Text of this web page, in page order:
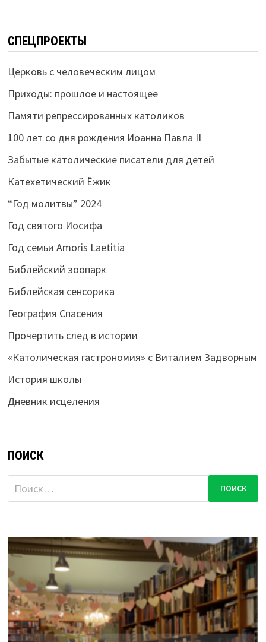
СПЕЦПРОЕКТЫ
Церковь с человеческим лицом
Приходы: прошлое и настоящее
Памяти репрессированных католиков
100 лет со дня рождения Иоанна Павла II
Забытые католические писатели для детей
Катехетический Ёжик
“Год молитвы” 2024
Год святого Иосифа
Год семьи Amoris Laetitia
Библейский зоопарк
Библейская сенсорика
География Спасения
Прочертить след в истории
«Католическая гастрономия» с Виталием Задворным
История школы
Дневник исцеления
ПОИСК
Найти: